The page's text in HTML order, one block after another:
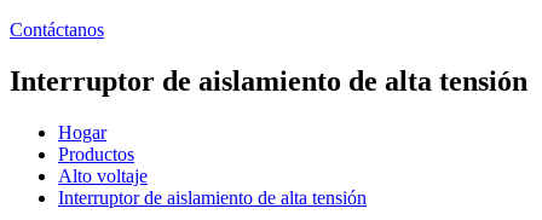
Contáctanos
Interruptor de aislamiento de alta tensión
Hogar
Productos
Alto voltaje
Interruptor de aislamiento de alta tensión